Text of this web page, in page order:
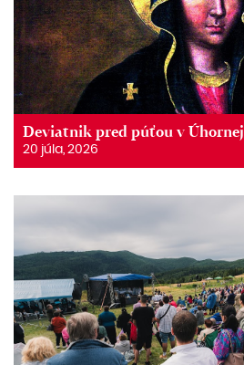
Deviatnik pred púťou v Úhornej
20 júla, 2026